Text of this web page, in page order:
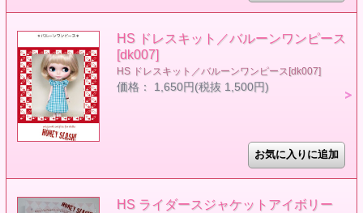
HS ドレスキット／バルーンワンピース
[dk007]
HS ドレスキット／バルーンワンピース[dk007]
価格： 1,650円(税抜 1,500円)
HS ライダースジャケットアイボリー